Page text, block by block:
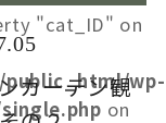
"cat_ID" on
wp-
on
カーテン観